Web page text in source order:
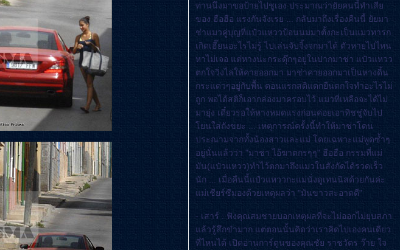
ท่านนึงมาขอป้ายไปชูเอง ประมาณว่ายัยคนนี้ทำเสี
ของ ฮือฮือ แรงกันจังเรย ... กลับมาถึงเรื่องคืนนี้ ยัยมา
ช่าแมวคู่บุญที่แป๋วแหววป้อนนมมาตั้งกะเป็นแมวทารก
เกิดเฮี๊ยนอะไรไม่รู้ ไปเล่นจับจิ้งจกมาได้ ตัวหายไปไหน
หาไม่เจอ แต่หางน่ะกระดุ๊กๆอยู่ในปากมาช่า แป๋วแหวว
ตกใจวิ่งไล่ให้คายออกมา มาช่าคายออกมาเป็นหางดิ้น
กระแด่วๆอยู่กับพื้น ตอนแรกสติแตกยืนตกใจทำอะไรไม่
ถูก พอได้สติก็เอากล่องมาครอบไว้ แมวที่เหลือจะได้ไม่
มายุ่ง เดี๋ยวรอให้หางหมดแรงก่อนค่อยเอาทิชชู่จับไป
นใส่ถังขยะ ... เหตุการณ์ครั้งนี้ทำให้มาช่าโดน
ประณามจากทั้งน้องสาวและแม่ โดยเฉพาะแม่พูดซ้ำๆ
อยู่นั่นแล้วว่า "มาช่า ไอ้ฆาตกรๆๆ" ฮือฮือ กรรมที่แม่
มัน(แป๋วแหวว)ทำไว้ตกมาถึงแมวในสังกัดได้รวดเร็ว
นัก ... เมื่อคืนนี้แป๋วแหววกะแม่นั่งดูเทนนิสด้วยกันค่ะ
ม่เชียร์ซีมองด้วยเหตุผลว่า "มันขาวสะอาดดี"
- เสาร์ : ฟังคุณสมชายบอกเหตุผลที่จะไม่ออกไม่ยุบสภา
ล้วรู้สึกขำมาก แต่ตอนนั้นคิดว่าเราคิดไปเองคนเดียว
ที่ไหนได้ เปิดอ่านการ์ตูนของคุณชัย ราชวัตร ว๊าย ใจ